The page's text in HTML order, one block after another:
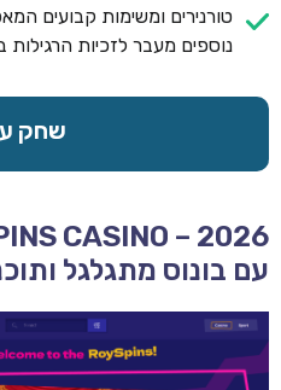
טורנירים ומשימות קבועים
נוספים מעבר לזכיות
שחק
עם בונוס מתגלגל